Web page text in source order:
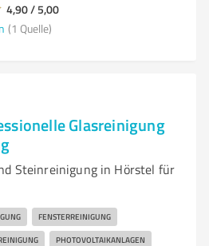
4,90 / 5,00
(1 Quelle)
Glasreinigung
Steinreinigung in Hörstel für
FENSTERREINIGUNG
PHOTOVOLTAIKANLAGEN